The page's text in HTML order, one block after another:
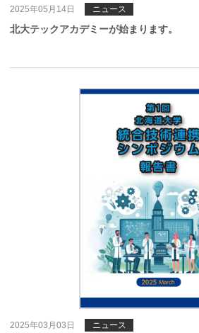
2025年05月14日 ニュース
北大テックアカデミーが始まります。
2025年03月03日 ニュース